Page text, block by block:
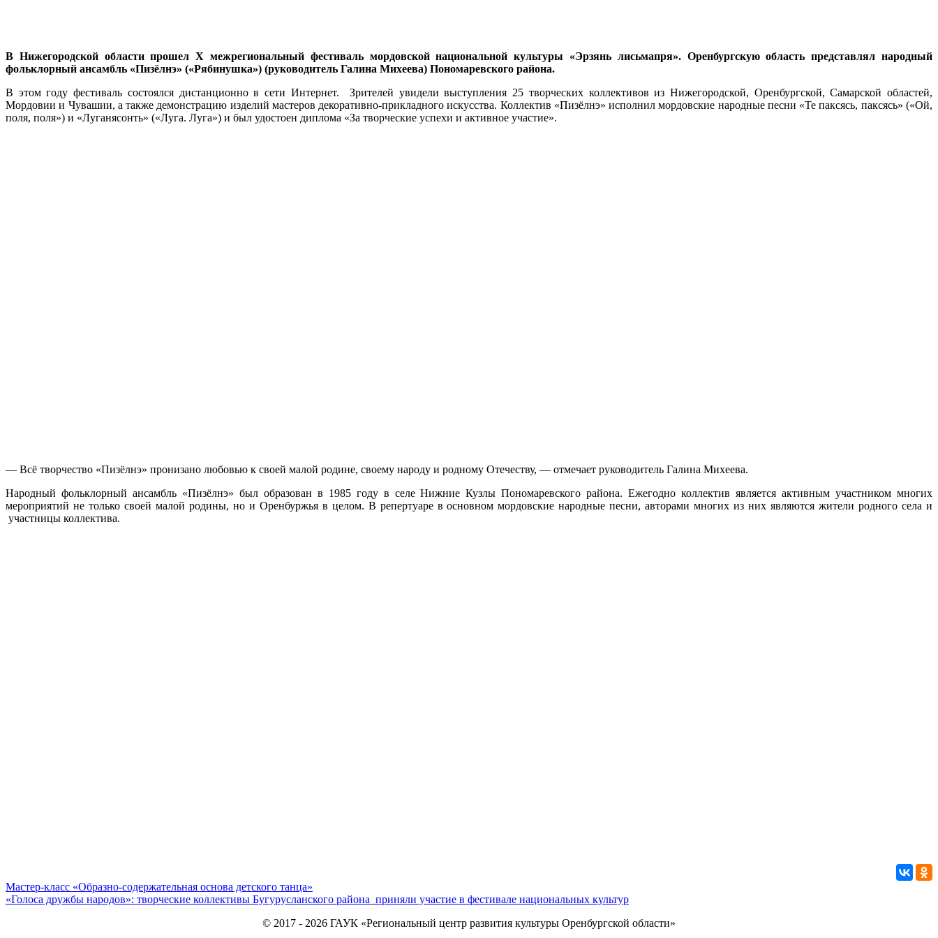
В Нижегородской области прошел X межрегиональный фестиваль мордовской национальной культуры «Эрзянь лисьмапря». Оренбургскую область представлял народный
фольклорный ансамбль «Пизёлнэ» («Рябинушка») (руководитель Галина Михеева) Пономаревского района.
В этом году фестиваль состоялся дистанционно в сети Интернет. Зрителей увидели выступления 25 творческих коллективов из Нижегородской, Оренбургской, Самарской областей,
Мордовии и Чувашии, а также демонстрацию изделий мастеров декоративно-прикладного искусства. Коллектив «Пизёлнэ» исполнил мордовские народные песни «Те паксясь, паксясь» («Ой,
поля, поля») и «Луганясонть» («Луга. Луга») и был удостоен диплома «За творческие успехи и активное участие».
— Всё творчество «Пизёлнэ» пронизано любовью к своей малой родине, своему народу и родному Отечеству, — отмечает руководитель Галина Михеева.
Народный фольклорный ансамбль «Пизёлнэ» был образован в 1985 году в селе Нижние Кузлы Пономаревского района. Ежегодно коллектив является активным участником многих
мероприятий не только своей малой родины, но и Оренбуржья в целом. В репертуаре в основном мордовские народные песни, авторами многих из них являются жители родного села и
участницы коллектива.
Мастер-класс «Образно-содержательная основа детского танца»
«Голоса дружбы народов»: творческие коллективы Бугурусланского района приняли участие в фестивале национальных культур
© 2017 - 2026 ГАУК «Региональный центр развития культуры Оренбургской области»